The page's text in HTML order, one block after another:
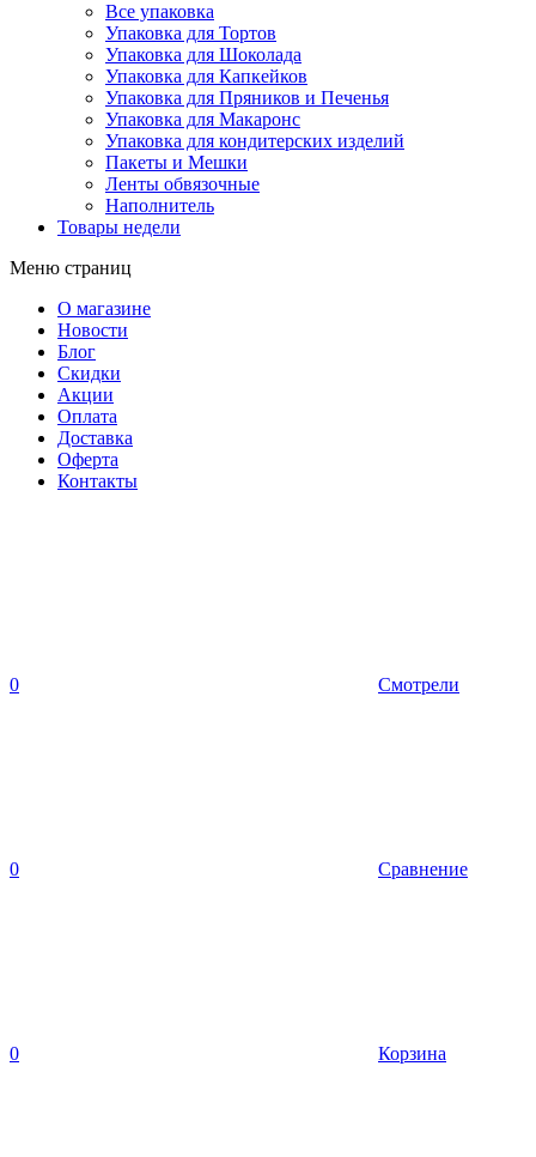
Все упаковка
Упаковка для Тортов
Упаковка для Шоколада
Упаковка для Капкейков
Упаковка для Пряников и Печенья
Упаковка для Макаронс
Упаковка для кондитерских изделий
Пакеты и Мешки
Ленты обвязочные
Наполнитель
Товары недели
Меню страниц
О магазине
Новости
Блог
Скидки
Акции
Оплата
Доставка
Оферта
Контакты
0 Смотрели
0 Сравнение
0 Корзина